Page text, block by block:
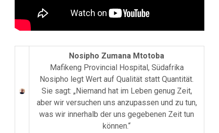
Nosipho Zumana Mtotoba
Mafikeng Provincial Hospital, Südafrika
Nosipho legt Wert auf Qualität statt Quantität.
Sie sagt: „Niemand hat im Leben genug Zeit,
aber wir versuchen uns anzupassen und zu tun,
was wir innerhalb der uns gegebenen Zeit tun
können.“